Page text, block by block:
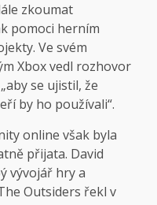
zkoumat
pomoci herním
Ve svém
Xbox vedl rozhovor
se ujistil, že
by ho používali“.
online však byla
přijata. David
vývojář hry a
Outsiders řekl v